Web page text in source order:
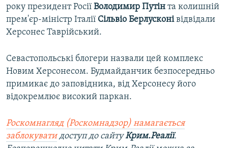
року президент Росії Володимир Путін та колишній
прем'єр-міністр Італії Сільвіо Берлусконівідвідали
Херсонес Таврійський.
Севастопольські блогери назвали цей комплекс
Новим Херсонесом. Будмайданчик безпосередньо
примикає до заповідника, від Херсонесу його
відокремлює високий паркан.
Роскомнагляд (Роскомнадзор) намагається
заблокуватидоступ до сайтуКрим.Реалії.